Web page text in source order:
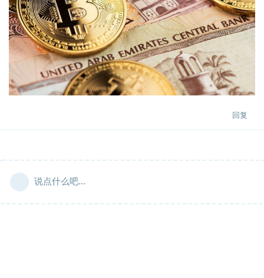
回复
说点什么吧...